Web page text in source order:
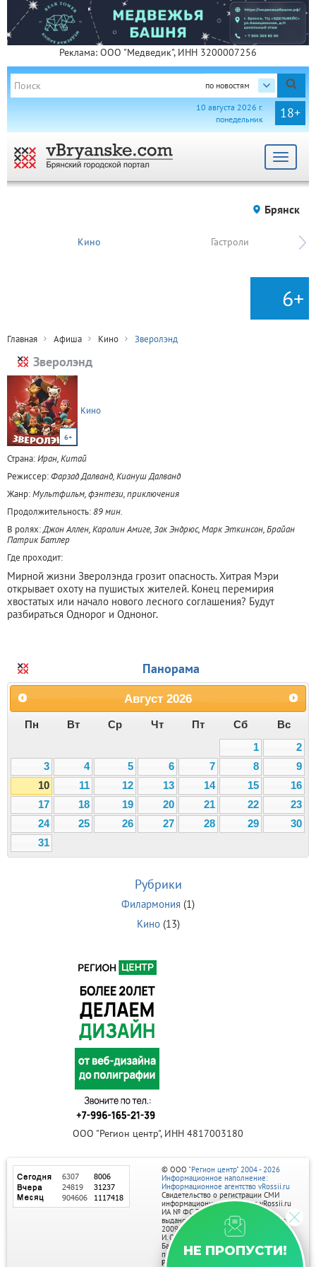
Реклама: ООО "Медведик", ИНН 3200007256
по новостям
18+
10 августа 2026 г.
понедельник
Toggle
Брянск
Кино Гастроли
6+
Главная Афиша Кино Зверолэнд
Зверолэнд
6+
Кино
Страна:Иран, Китай
Режиссер:Фарзад Далванд, Киануш Далванд
Жанр:Мультфильм, фэнтези, приключения
Продолжительность:89 мин.
В ролях:Джон Аллен, Каролин Амиге, Зак Эндрюс, Марк Эткинсон, Брайан
Патрик Батлер
Где проходит:
Мирной жизни Зверолэнда грозит опасность. Хитрая Мэри
открывает охоту на пушистых жителей. Конец перемирия
хвостатых или начало нового лесного соглашения? Будут
разбираться Однорог и Одноног.
Панорама
Август 2026
Пн Вт Ср Чт Пт Сб
Вс
1
2
3
4 5 6 7 8
9
10
11 12 13 14 15
16
17
18 19 20 21 22
23
24
25 26 27 28 29
30
31
Рубрики
Филармония (1)
Кино(13)
ООО "Регион центр", ИНН 4817003180
НЕ ПРОПУСТИ!
© ООО "Регион центр" 2004 - 2026
Информационное наполнение:
Информационное агентство vRossii.ru
Свидетельство о регистрации СМИ
информационного агентства vRossii.ru
ИА № ФС 77‑35502
выдано РОСКОМНАДЗОРом 04 марта
2009г.
И. О. Главного редактора Нарыков А. Н.
Баннеры на портале размещаются на
правах рекламы.
Реклама на портале: